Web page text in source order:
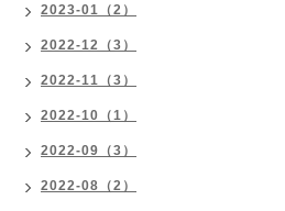
2023-01（2）
2022-12（3）
2022-11（3）
2022-10（1）
2022-09（3）
2022-08（2）